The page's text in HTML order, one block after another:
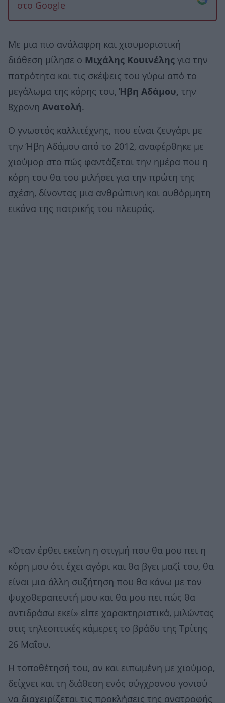
στο Google
Με μια πιο ανάλαφρη και χιουμοριστική
διάθεση μίλησε ο Μιχάλης Κουινέλης για την
πατρότητα και τις σκέψεις του γύρω από το
μεγάλωμα της κόρης του,Ήβη Αδάμου, την
8χρονη Ανατολή.
Ο γνωστός καλλιτέχνης, που είναι ζευγάρι με
την Ήβη Αδάμου από το 2012, αναφέρθηκε με
χιούμορ στο πώς φαντάζεται την ημέρα που η
κόρη του θα του μιλήσει για την πρώτη της
σχέση, δίνοντας μια ανθρώπινη και αυθόρμητη
εικόνα της πατρικής του πλευράς.
«Όταν έρθει εκείνη η στιγμή που θα μου πει η
κόρη μου ότι έχει αγόρι και θα βγει μαζί του, θα
είναι μια άλλη συζήτηση που θα κάνω με τον
ψυχοθεραπευτή μου και θα μου πει πώς θα
αντιδράσω εκεί» είπε χαρακτηριστικά, μιλώντας
στις τηλεοπτικές κάμερες το βράδυ της Τρίτης
26 Μαΐου.
Η τοποθέτησή του, αν και ειπωμένη με χιούμορ,
δείχνει και τη διάθεση ενός σύγχρονου γονιού
να διαχειρίζεται τις προκλήσεις της ανατροφής